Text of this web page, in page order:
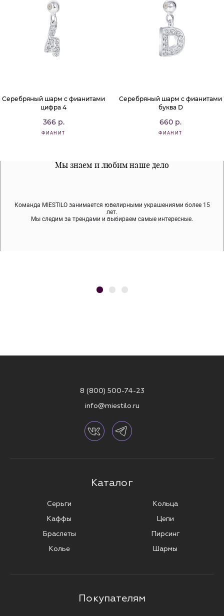
Серебряный шарм с фианитами
цифра 4
366 р.
ФИАНИТ
Серебряный шарм с фианитами
буква D
660 р.
ФИАНИТ
Мы знаем и любим наше дело
Команда MIESTILO занимается ювелирными украшениями более 15
лет.
Мы следим за трендами и выбираем самые интересные.
Все наши материалы гипоалергенны
Мы используем покрытие (родий, ювелирный сплав), которое не
содержит никеля и свинца — это исключает аллергию.
Примерка перед покупкой
Во время доставки спокойно примеряйте украшения, выбирайте те,
что вам нравятся, остальные заберёт курьер.
8 (800) 500-74-23
info@miestilo.ru
Каталог
Серьги
Каффы
Браслеты
Колье
Кольца
Цепи
Пирсинг
Шармы
Покупателям